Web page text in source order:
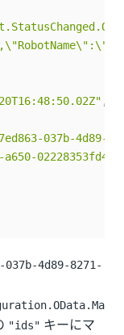
,
037b-4d89-
02228353fd4e"
037b-4d89-8271-
"ids" キーにマ